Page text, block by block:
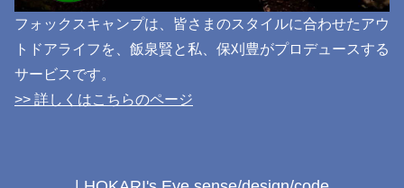
フォックスキャンプは、皆さまのスタイルに合わせたアウ
トドアライフを、飯泉賢と私、保刈豊がプロデュースする
サービスです。
>> 詳しくはこちらのページ